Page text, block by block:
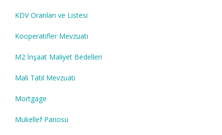
KDV Oranları ve Listesi
Kooperatifler Mevzuatı
M2 İnşaat Maliyet Bedelleri
Mali Tatil Mevzuatı
Mortgage
Mükellef Panosu